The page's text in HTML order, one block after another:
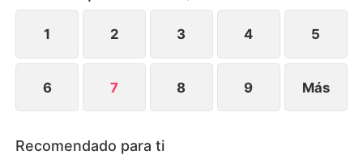
niño llama a su puerta…
1 2 3 4 5
6 7 8 9 Más
Recomendado para ti